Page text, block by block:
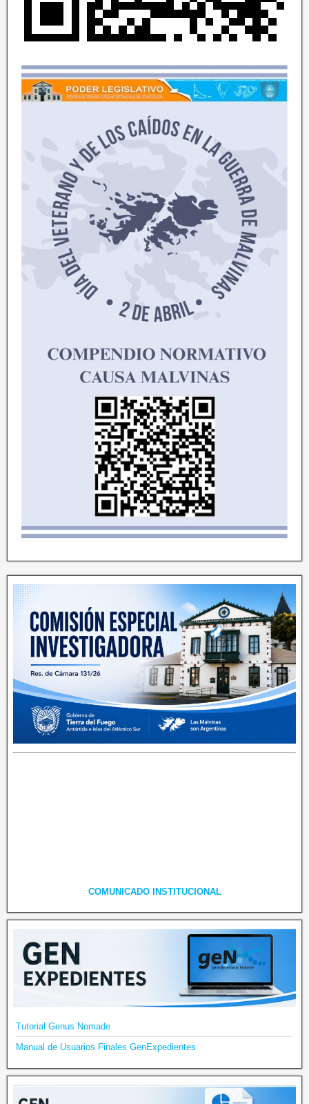
COMUNICADO INSTITUCIONAL
Tutorial Genus Nomade
Manual de Usuarios Finales GenExpedientes